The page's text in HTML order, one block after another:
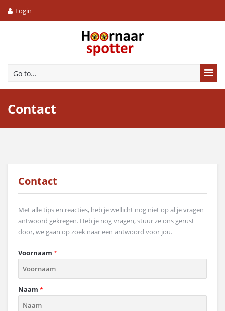
Login
Go to...
Contact
Contact
Met alle tips en reacties, heb je wellicht nog niet op al je vragen
antwoord gekregen. Heb je nog vragen, stuur ze ons gerust
door, we gaan op zoek naar een antwoord voor jou.
Voornaam *
Naam *